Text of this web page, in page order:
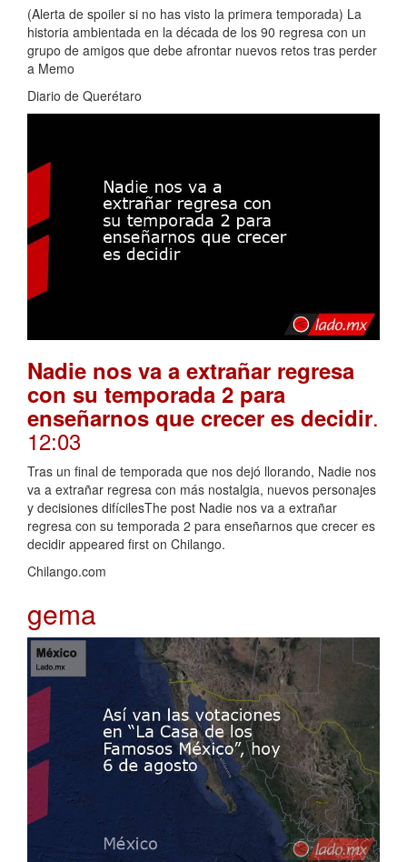
(Alerta de spoiler si no has visto la primera temporada) La
historia ambientada en la década de los 90 regresa con un
grupo de amigos que debe afrontar nuevos retos tras perder
a Memo
Diario de Querétaro
Nadie nos va a extrañar regresa
con su temporada 2 para
enseñarnos que crecer es decidir.
12:03
Tras un final de temporada que nos dejó llorando, Nadie nos
va a extrañar regresa con más nostalgia, nuevos personajes
y decisiones difícilesThe post Nadie nos va a extrañar
regresa con su temporada 2 para enseñarnos que crecer es
decidir appeared first on Chilango.
Chilango.com
gema